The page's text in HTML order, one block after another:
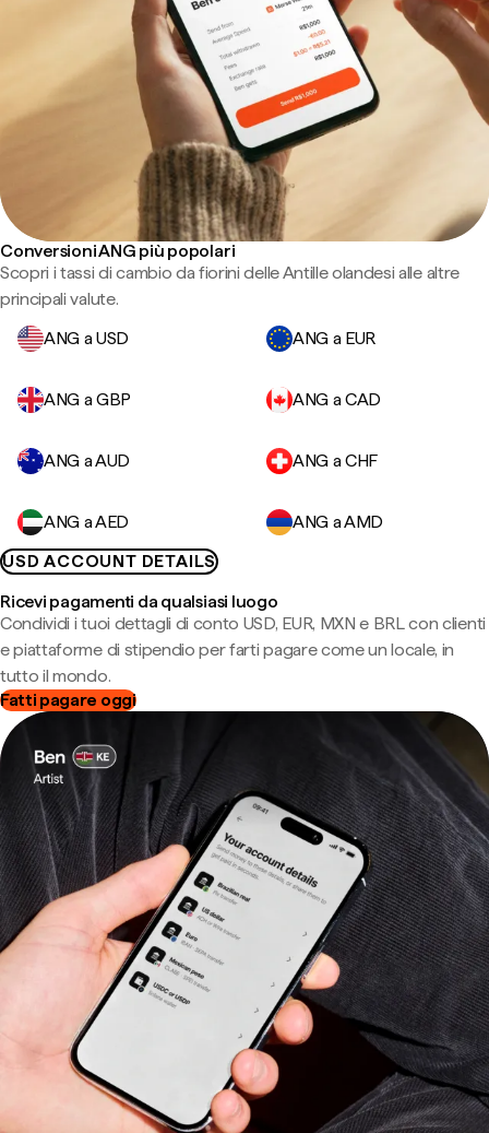
Conversioni ANG più popolari
Scopri i tassi di cambio da fiorini delle Antille olandesi alle altre
principali valute.
ANG a USD
ANG a EUR
ANG a GBP ANG a CAD
ANG a AUD ANG a CHF
ANG a AED
ANG a AMD
USD ACCOUNT DETAILS
Ricevi pagamenti da qualsiasi luogo
Condividi i tuoi dettagli di conto USD, EUR, MXN e BRL con clienti
e piattaforme di stipendio per farti pagare come un locale, in
tutto il mondo.
Fatti pagare oggi